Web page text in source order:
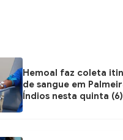
Hemoal faz coleta
de sangue em
Índios nesta quinta (6)